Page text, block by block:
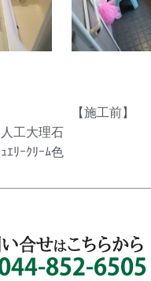
工大理石
ｴﾘｰｸﾘｰﾑ色
【施工前】